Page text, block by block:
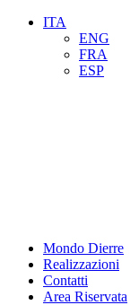
ITA
ENG
FRA
ESP
Mondo Dierre
Realizzazioni
Contatti
Area Riservata